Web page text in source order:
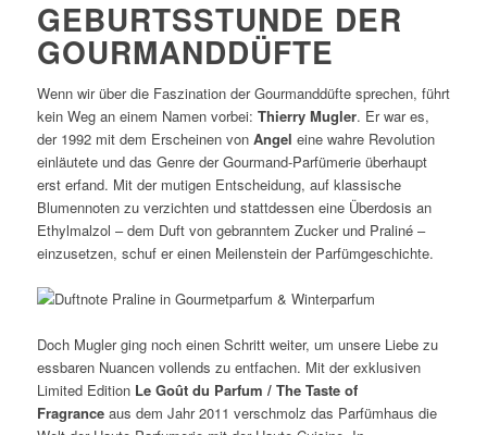
GEBURTSSTUNDE DER
GOURMANDDÜFTE
Wenn wir über die Faszination der Gourmanddüfte sprechen, führt
kein Weg an einem Namen vorbei: Thierry Mugler. Er war es,
der 1992 mit dem Erscheinen von Angel eine wahre Revolution
einläutete und das Genre der Gourmand-Parfümerie überhaupt
erst erfand. Mit der mutigen Entscheidung, auf klassische
Blumennoten zu verzichten und stattdessen eine Überdosis an
Ethylmalzol – dem Duft von gebranntem Zucker und Praliné –
einzusetzen, schuf er einen Meilenstein der Parfümgeschichte.
Doch Mugler ging noch einen Schritt weiter, um unsere Liebe zu
essbaren Nuancen vollends zu entfachen. Mit der exklusiven
Limited Edition Le Goût du Parfum / The Taste of
Fragranceaus dem Jahr 2011 verschmolz das Parfümhaus die